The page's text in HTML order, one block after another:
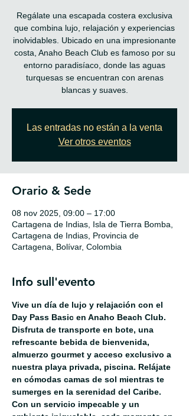
Regálate una escapada costera exclusiva
que combina lujo, relajación y experiencias
inolvidables. Ubicado en una impresionante
costa, Anaho Beach Club es famoso por su
entorno paradisíaco, donde las aguas
turquesas se encuentran con arenas
blancas y suaves.
Las entradas no están a la venta
Ver otros eventos
Orario & Sede
08 nov 2025, 09:00 – 17:00
Cartagena de Indias, Isla de Tierra Bomba,
Cartagena de Indias, Provincia de
Cartagena, Bolívar, Colombia
Info sull'evento
Vive un día de lujo y relajación con el
Day Pass Basic en Anaho Beach Club.
Disfruta de transporte en bote, una
refrescante bebida de bienvenida,
almuerzo gourmet y acceso exclusivo a
nuestra playa privada, piscina. Relájate
en cómodas camas de sol mientras te
sumerges en la serenidad del Caribe.
Con un servicio impecable y un